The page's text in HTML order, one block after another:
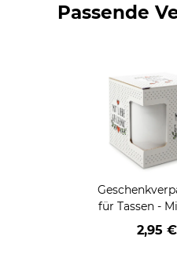
Passende
für Tassen -
2,95 €